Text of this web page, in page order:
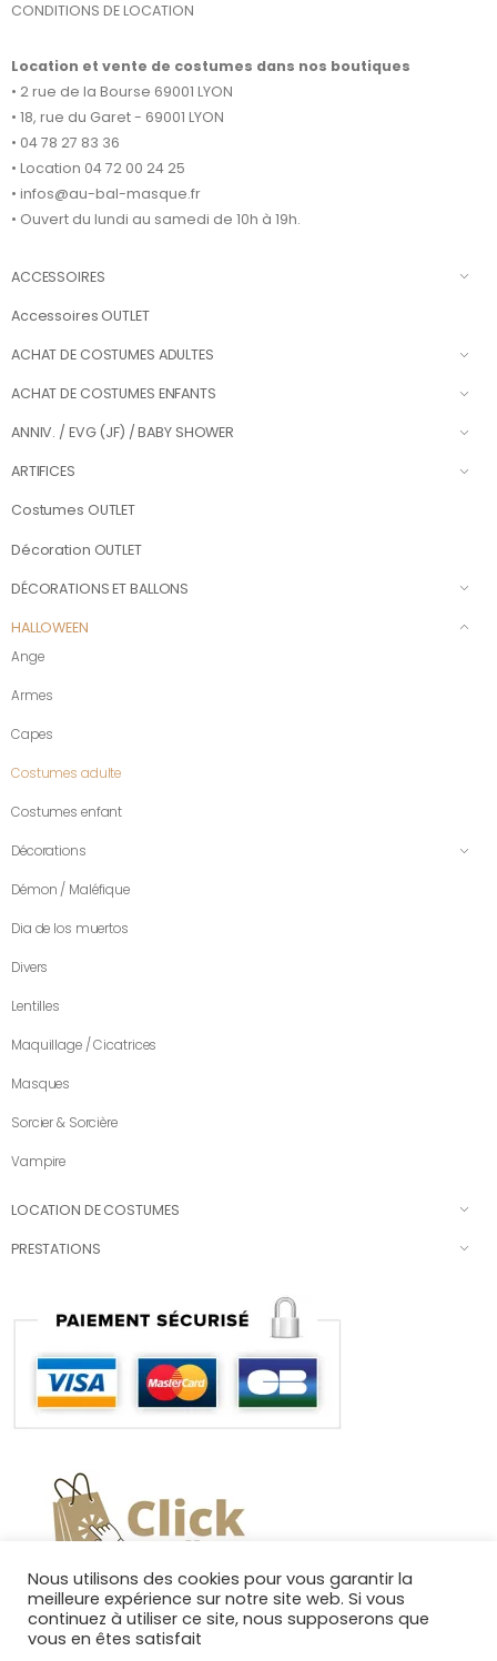
CONDITIONS DE LOCATION
Location et vente de costumes dans nos boutiques
• 2 rue de la Bourse 69001 LYON
• 18, rue du Garet - 69001 LYON
• 04 78 27 83 36
• Location 04 72 00 24 25
• infos@au-bal-masque.fr
• Ouvert du lundi au samedi de 10h à 19h.
ACCESSOIRES
Accessoires OUTLET
ACHAT DE COSTUMES ADULTES
ACHAT DE COSTUMES ENFANTS
ANNIV. / EVG (JF) / BABY SHOWER
ARTIFICES
Costumes OUTLET
Décoration OUTLET
DÉCORATIONS ET BALLONS
HALLOWEEN
Ange
Armes
Capes
Costumes adulte
Costumes enfant
Décorations
Démon / Maléfique
Dia de los muertos
Divers
Lentilles
Maquillage / Cicatrices
Masques
Sorcier & Sorcière
Vampire
LOCATION DE COSTUMES
PRESTATIONS
Nous utilisons des cookies pour vous garantir la
meilleure expérience sur notre site web. Si vous
continuez à utiliser ce site, nous supposerons que
vous en êtes satisfait